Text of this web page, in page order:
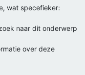
wat specefieker:
naar dit onderwerp
over deze